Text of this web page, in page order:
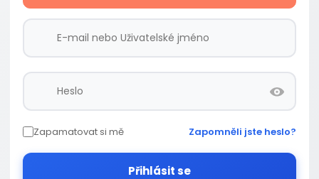
Zapamatovat si mě Zapomněli jste heslo?
Přihlásit se